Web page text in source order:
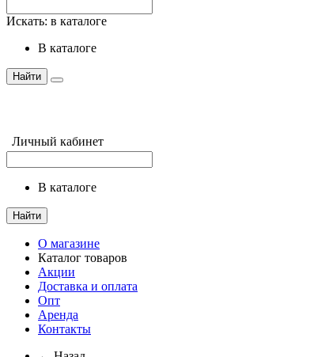
Искать: в каталоге
в каталоге
Найти
Личный кабинет
в каталоге
Найти
О магазине
Каталог товаров
Акции
Доставка и оплата
Опт
Аренда
Контакты